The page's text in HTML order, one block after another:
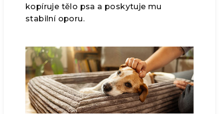
kopíruje tělo psa a poskytuje mu
stabilní oporu.